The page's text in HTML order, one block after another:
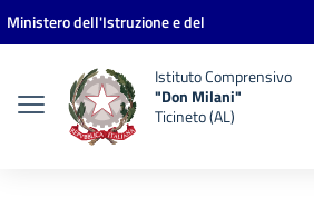
Vai ai contenuti
Vai al menu di navigazione
Vai al footer
Ministero dell'Istruzione e del
Istituto Comprensivo
"Don Milani"
Ticineto (AL)